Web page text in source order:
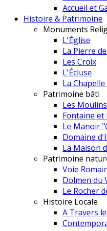
Accueil et
Histoire & Patrimoine
Monuments
L'Église
La Pierre
Les Croix
L'Écluse
La
Patrimoine bâti
Les Moulins
Fontaine et
Le Manoir
Domaine
La Maison
Patrimoine
Voie
Dolmen du
Le Rocher
Histoire Locale
A Travers